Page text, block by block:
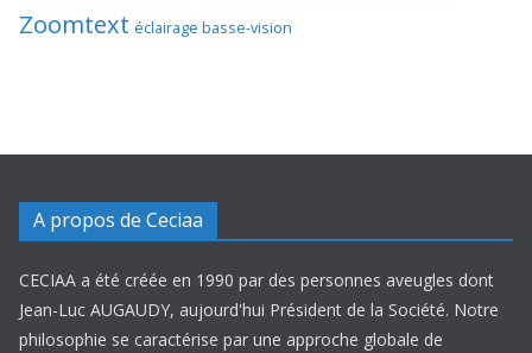
Zoomtext éclairage basse-vision
A propos de Ceciaa
CECIAA a été créée en 1990 par des personnes aveugles dont
Jean-Luc AUGAUDY, aujourd'hui Président de la Société. Notre
philosophie se caractérise par une approche globale de